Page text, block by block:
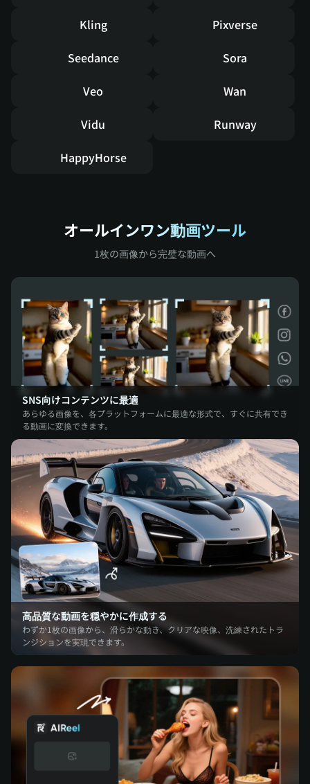
Kling
Pixverse
Seedance
Sora
Veo
Wan
Vidu
Runway
HappyHorse
オールインワン動画ツール
1枚の画像から完璧な動画へ
SNS向けコンテンツに最適
あらゆる画像を、各プラットフォームに最適な形式で、すぐに共有でき
る動画に変換できます。
高品質な動画を穏やかに作成する
わずか1枚の画像から、滑らかな動き、クリアな映像、洗練されたトラ
ンジションを実現できます。